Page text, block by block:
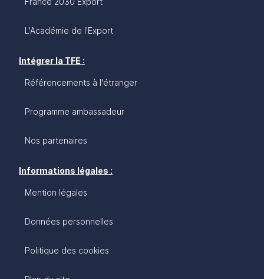
L'Académie de l'Export
Intégrer la TFE :
Référencements à l'étranger
Programme ambassadeur
Nos partenaires
Informations légales :
Mention légales
Données personnelles
Politique des cookies